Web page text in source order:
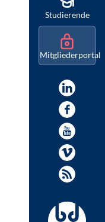
Studierende
Mitgliederportal